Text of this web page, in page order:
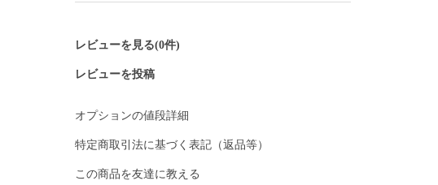
レビューを見る(0件)
レビューを投稿
オプションの値段詳細
特定商取引法に基づく表記（返品等）
この商品を友達に教える